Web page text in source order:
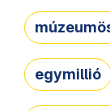
egymillió